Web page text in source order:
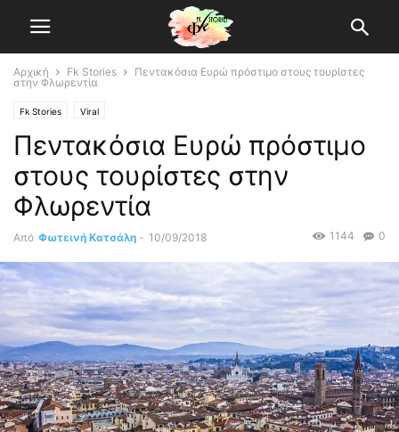
Αρχική Fk Stories
Πεντακόσια Ευρώ πρόστιμο στους τουρίστες
στην Φλωρεντία
Fk Stories Viral
Πεντακόσια Ευρώ πρόστιμο
στους τουρίστες στην
Φλωρεντία
Από Φωτεινή Κατσάλη - 10/09/2018 0
1144